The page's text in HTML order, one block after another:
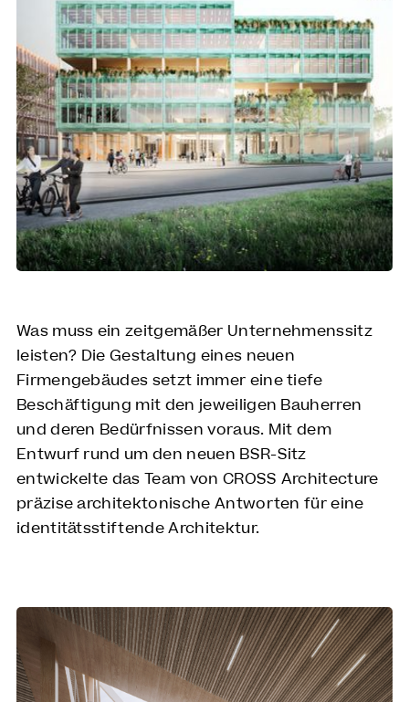
Was muss ein zeitgemäßer Unternehmenssitz
leisten? Die Gestaltung eines neuen
Firmengebäudes setzt immer eine tiefe
Beschäftigung mit den jeweiligen Bauherren
und deren Bedürfnissen voraus. Mit dem
Entwurf rund um den neuen BSR-Sitz
entwickelte das Team von CROSS Architecture
präzise architektonische Antworten für eine
identitätsstiftende Architektur.